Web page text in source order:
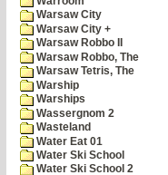
Warsaw City
Warsaw City +
Warsaw Robbo II
Warsaw Robbo, The
Warsaw Tetris, The
Warship
Warships
Wassergnom 2
Wasteland
Water Eat 01
Water Ski School
Water Ski School 2